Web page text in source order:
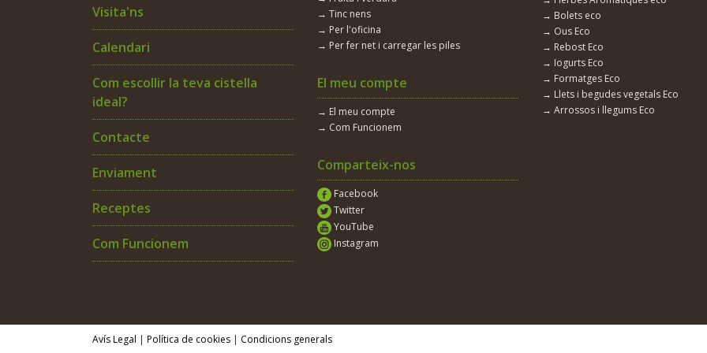
Visita'ns
Calendari
Com escollir la teva cistella
ideal?
Contacte
Enviament
Receptes
Com Funcionem
→ Tinc nens
→ Per l'oficina
→ Per fer net i carregar les piles
El meu compte
→ El meu compte
→ Com Funcionem
Comparteix-nos
Facebook
Twitter
YouTube
Instagram
→ Bolets eco
→ Ous Eco
→ Rebost Eco
→ Iogurts Eco
→ Formatges Eco
→ Llets i begudes vegetals Eco
→ Arrossos i llegums Eco
Avís Legal | Política de cookies | Condicions generals